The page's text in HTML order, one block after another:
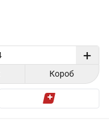
+
Короб